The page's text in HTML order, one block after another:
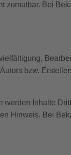
zumutbar. Bei
bzw.
werden Inhalte
Hinweis. Bei